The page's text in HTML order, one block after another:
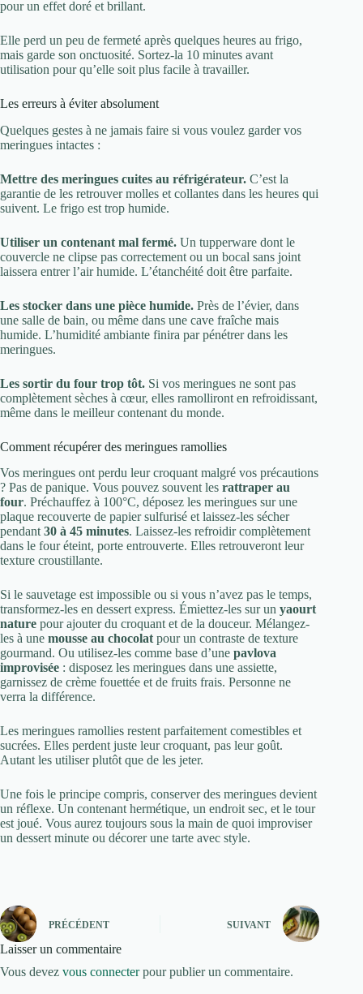
pour un effet doré et brillant.
Elle perd un peu de fermeté après quelques heures au frigo,
mais garde son onctuosité. Sortez-la 10 minutes avant
utilisation pour qu’elle soit plus facile à travailler.
Les erreurs à éviter absolument
Quelques gestes à ne jamais faire si vous voulez garder vos
meringues intactes :
Mettre des meringues cuites au réfrigérateur. C’est la
garantie de les retrouver molles et collantes dans les heures qui
suivent. Le frigo est trop humide.
Utiliser un contenant mal fermé. Un tupperware dont le
couvercle ne clipse pas correctement ou un bocal sans joint
laissera entrer l’air humide. L’étanchéité doit être parfaite.
Les stocker dans une pièce humide. Près de l’évier, dans
une salle de bain, ou même dans une cave fraîche mais
humide. L’humidité ambiante finira par pénétrer dans les
meringues.
Les sortir du four trop tôt. Si vos meringues ne sont pas
complètement sèches à cœur, elles ramolliront en refroidissant,
même dans le meilleur contenant du monde.
Comment récupérer des meringues ramollies
Vos meringues ont perdu leur croquant malgré vos précautions
? Pas de panique. Vous pouvez souvent les rattraper au
four. Préchauffez à 100°C, déposez les meringues sur une
plaque recouverte de papier sulfurisé et laissez-les sécher
pendant30 à 45 minutes. Laissez-les refroidir complètement
dans le four éteint, porte entrouverte. Elles retrouveront leur
texture croustillante.
Si le sauvetage est impossible ou si vous n’avez pas le temps,
transformez-les en dessert express. Émiettez-les sur un yaourt
nature pour ajouter du croquant et de la douceur. Mélangez-
les à une mousse au chocolatpour un contraste de texture
gourmand. Ou utilisez-les comme base d’une pavlova
improvisée : disposez les meringues dans une assiette,
garnissez de crème fouettée et de fruits frais. Personne ne
verra la différence.
Les meringues ramollies restent parfaitement comestibles et
sucrées. Elles perdent juste leur croquant, pas leur goût.
Autant les utiliser plutôt que de les jeter.
Une fois le principe compris, conserver des meringues devient
un réflexe. Un contenant hermétique, un endroit sec, et le tour
est joué. Vous aurez toujours sous la main de quoi improviser
un dessert minute ou décorer une tarte avec style.
PRÉCÉDENT SUIVANT
Laisser un commentaire
Vous devez vous connecterpour publier un commentaire.